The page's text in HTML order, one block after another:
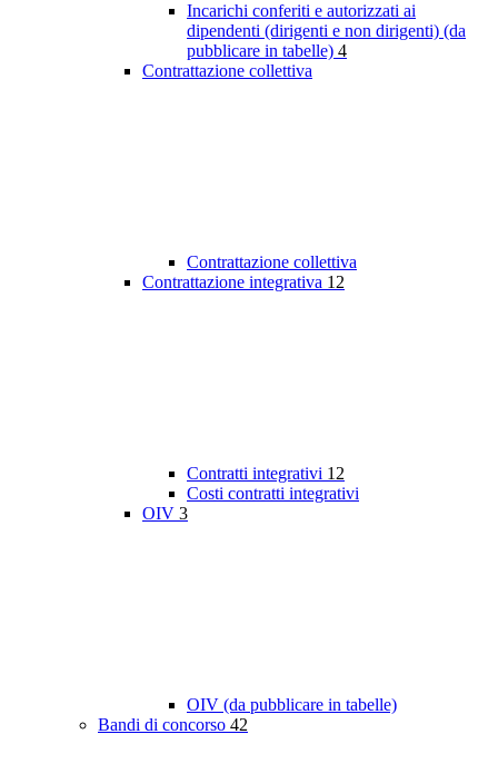
Incarichi conferiti e autorizzati ai
dipendenti (dirigenti e non dirigenti) (da
pubblicare in tabelle) 4
Contrattazione collettiva
Contrattazione collettiva
Contrattazione integrativa 12
Contratti integrativi 12
Costi contratti integrativi
OIV 3
OIV (da pubblicare in tabelle)
Bandi di concorso 42